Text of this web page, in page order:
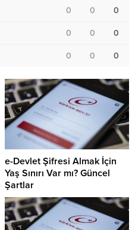
0 0 0
0 0 0
0 0 0
e-Devlet Şifresi Almak İçin
Yaş Sınırı Var mı? Güncel
Şartlar